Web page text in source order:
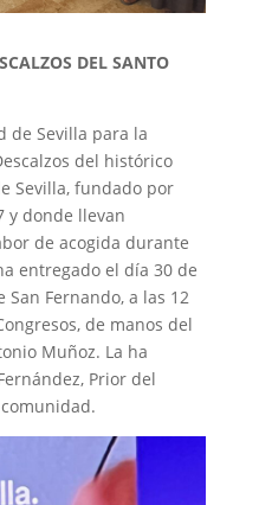
DEL SANTO
de Sevilla para la
del histórico
Sevilla, fundado por
y donde llevan
de acogida durante
entregado el día 30 de
San Fernando, a las 12
de manos del
Muñoz. La ha
Prior del